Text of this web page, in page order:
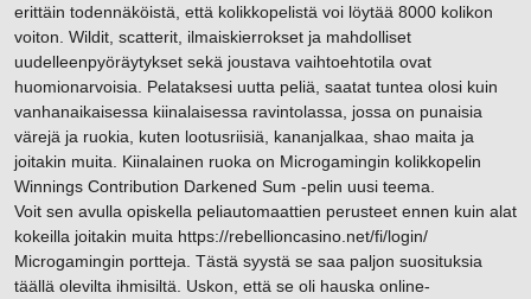
erittäin todennäköistä, että kolikkopelistä voi löytää 8000 kolikon
voiton. Wildit, scatterit, ilmaiskierrokset ja mahdolliset
uudelleenpyöräytykset sekä joustava vaihtoehtotila ovat
huomionarvoisia. Pelataksesi uutta peliä, saatat tuntea olosi kuin
vanhanaikaisessa kiinalaisessa ravintolassa, jossa on punaisia ​​
värejä ja ruokia, kuten lootusriisiä, kananjalkaa, shao maita ja
joitakin muita. Kiinalainen ruoka on Microgamingin kolikkopelin
Winnings Contribution Darkened Sum -pelin uusi teema.
Voit sen avulla opiskella peliautomaattien perusteet ennen kuin alat
kokeilla joitakin muita https://rebellioncasino.net/fi/login/
Microgamingin portteja. Tästä syystä se saa paljon suosituksia
täällä olevilta ihmisiltä. Uskon, että se oli hauska online-